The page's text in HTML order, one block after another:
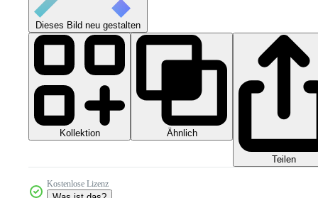
Dieses Bild neu gestalten
Kollektion Ähnlich
Teilen
Kostenlose Lizenz